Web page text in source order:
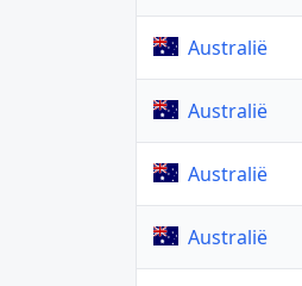
Australië
Australië
Australië
Australië